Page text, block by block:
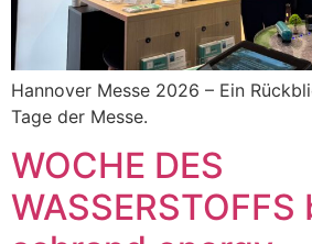
Hannover Messe 2026 – Ein
Tage der Messe.
WOCHE DES
WASSERSTOFFS